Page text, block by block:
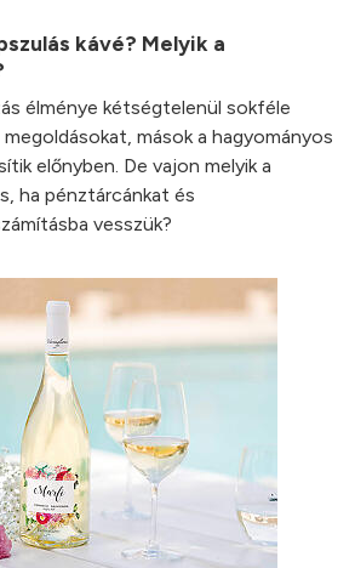
kávé? Melyik a
élménye kétségtelenül sokféle
megoldásokat, mások a hagyományos
előnyben. De vajon melyik a
ha pénztárcánkat és
vesszük?